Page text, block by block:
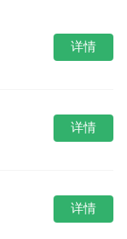
详情
详情
详情